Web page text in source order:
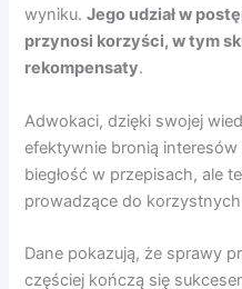
wyniku.Jego udział w
przynosi korzyści, w tym
rekompensaty.
Adwokaci, dzięki swojej
efektywnie bronią
biegłość w przepisach, ale
prowadzące do
Dane pokazują, że sprawy
częściej kończą się